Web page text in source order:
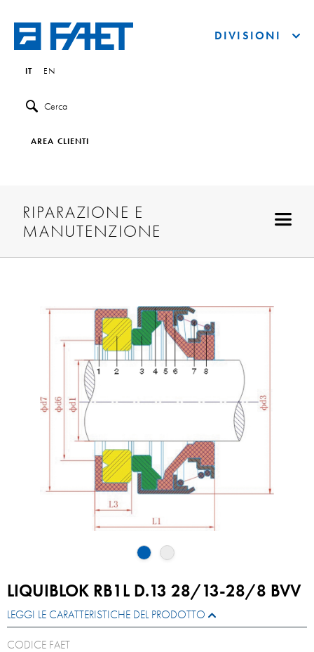
IT EN
Cerca
AREA CLIENTI
DIVISIONI
RIPARAZIONE E
MANUTENZIONE
LIQUIBLOK RB1L D.13 28/13-28/8 BVV
LEGGI LE CARATTERISTICHE DEL PRODOTTO
CODICE FAET